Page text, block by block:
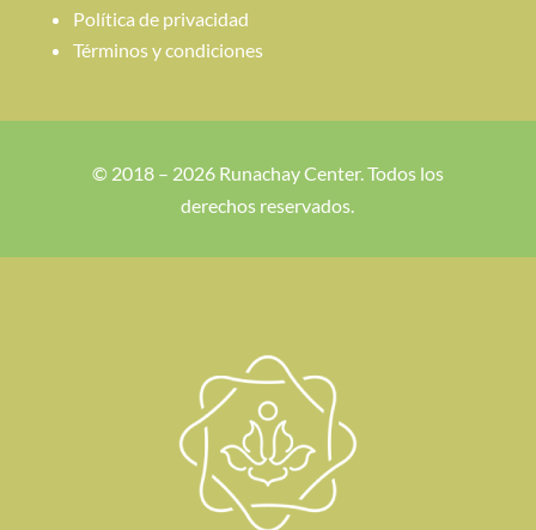
Política de privacidad
Términos y condiciones
© 2018 – 2026 Runachay Center. Todos los
derechos reservados.